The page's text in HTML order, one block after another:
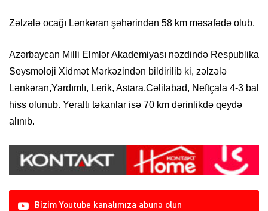
Zəlzələ ocağı Lənkəran şəhərindən 58 km məsafədə olub.
Azərbaycan Milli Elmlər Akademiyası nəzdində Respublika
Seysmoloji Xidmət Mərkəzindən bildirilib ki, zəlzələ
Lənkəran,Yardımlı, Lerik, Astara,Cəlilabad, Neftçala 4-3 bal
hiss olunub. Yeraltı təkanlar isə 70 km dərinlikdə qeydə
alınıb.
Bizim Youtube kanalımıza abunə olun